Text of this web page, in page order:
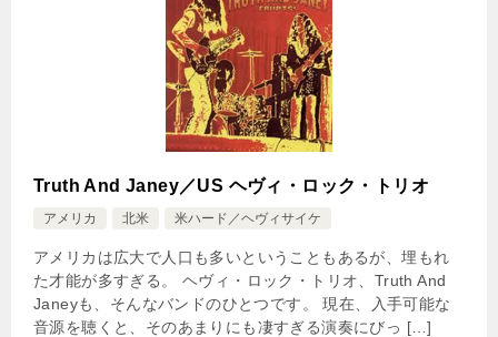
Truth And Janey／US ヘヴィ・ロック・トリオ
アメリカ 北米 米ハード／ヘヴィサイケ
アメリカは広大で人口も多いということもあるが、埋もれ
た才能が多すぎる。 ヘヴィ・ロック・トリオ、Truth And
Janeyも、そんなバンドのひとつです。 現在、入手可能な
音源を聴くと、そのあまりにも凄すぎる演奏にびっ […]